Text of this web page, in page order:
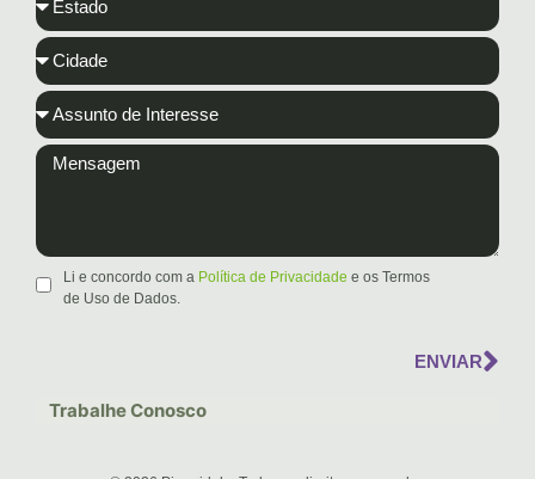
Trabalhe Conosco
Li e concordo com a Política de Privacidade e os Termos
de Uso de Dados.
ENVIAR